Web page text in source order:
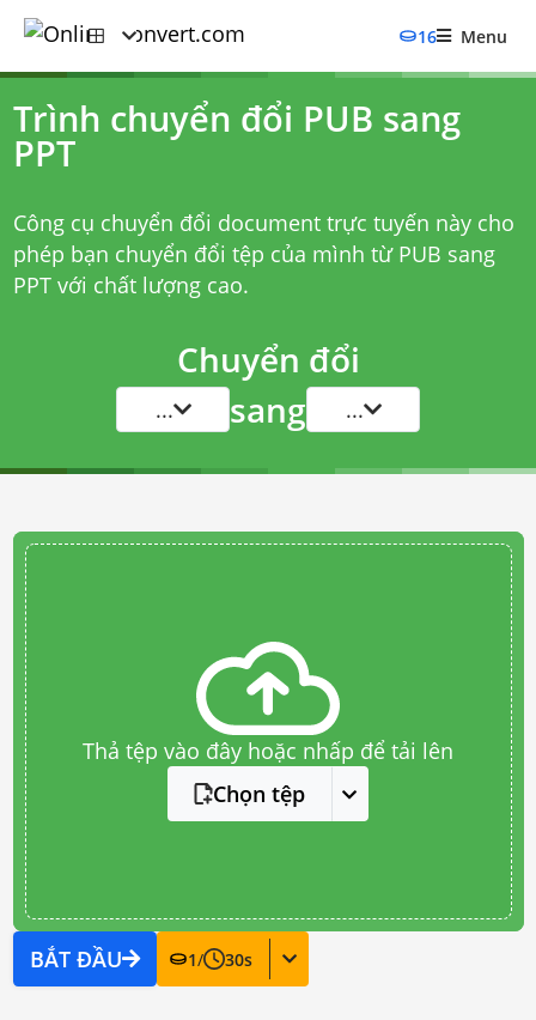
16 Menu
Trình chuyển đổi PUB sang
PPT
Công cụ chuyển đổi document trực tuyến này cho
phép bạn chuyển đổi tệp của mình từ PUB sang
PPT với chất lượng cao.
Chuyển đổi
... sang ...
Thả tệp vào đây hoặc nhấp để tải lên
Chọn tệp
BẮT ĐẦU 1/ 30s